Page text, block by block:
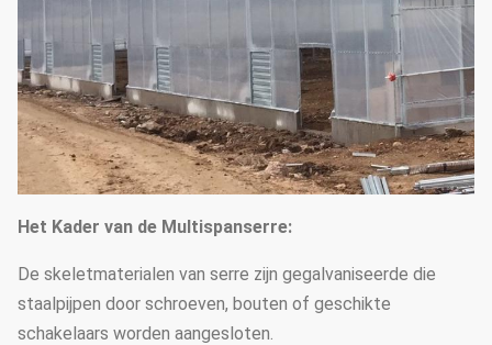
Het Kader van de Multispanserre:
De skeletmaterialen van serre zijn gegalvaniseerde die
staalpijpen door schroeven, bouten of geschikte
schakelaars worden aangesloten.